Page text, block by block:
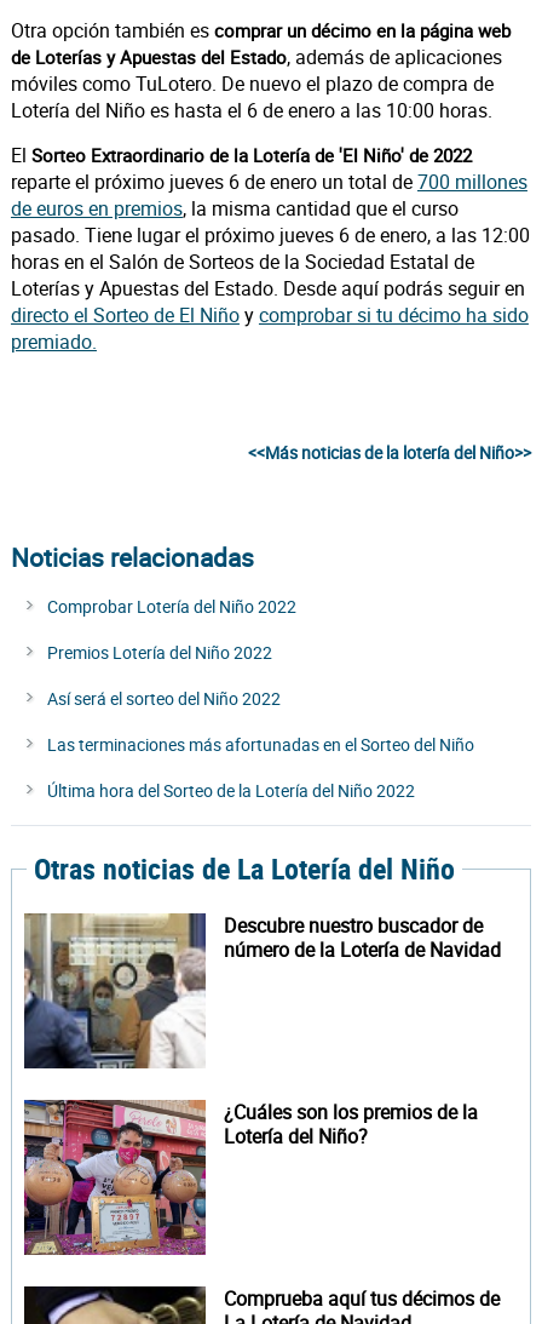
Otra opción también es comprar un décimo en la página web
de Loterías y Apuestas del Estado, además de aplicaciones
móviles como TuLotero. De nuevo el plazo de compra de
Lotería del Niño es hasta el 6 de enero a las 10:00 horas.
El Sorteo Extraordinario de la Lotería de 'El Niño' de 2022
reparte el próximo jueves 6 de enero un total de700 millones
de euros en premios, la misma cantidad que el curso
pasado. Tiene lugar el próximo jueves 6 de enero, a las 12:00
horas en el Salón de Sorteos de la Sociedad Estatal de
Loterías y Apuestas del Estado. Desde aquí podrás seguir en
directo el Sorteo de El Niñoycomprobar si tu décimo ha sido
premiado.
<<Más noticias de la lotería del Niño>>
Noticias relacionadas
Comprobar Lotería del Niño 2022
Premios Lotería del Niño 2022
Así será el sorteo del Niño 2022
Las terminaciones más afortunadas en el Sorteo del Niño
Última hora del Sorteo de la Lotería del Niño 2022
Otras noticias de La Lotería del Niño
Descubre nuestro buscador de
número de la Lotería de Navidad
¿Cuáles son los premios de la
Lotería del Niño?
Comprueba aquí tus décimos de